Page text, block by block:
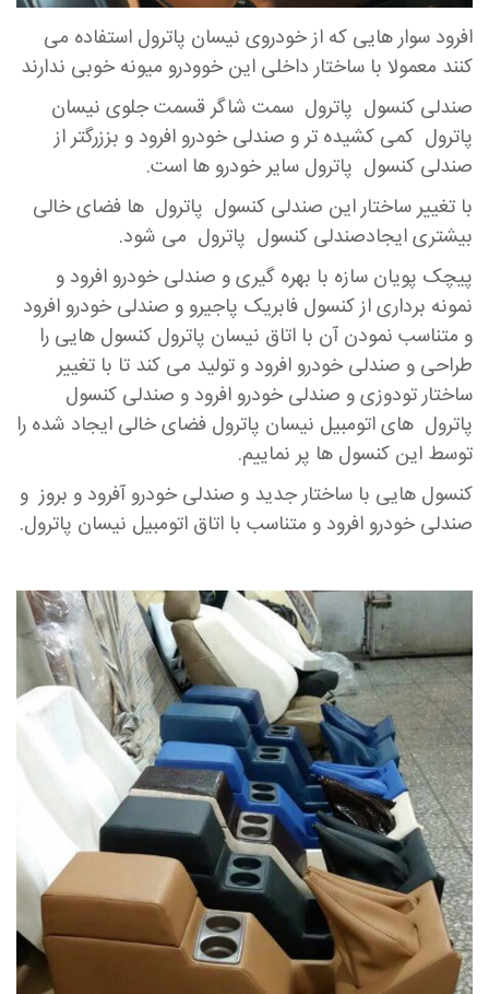
افرود سوار هایی که از خودروی نیسان پاترول استفاده می
کنند معمولا با ساختار داخلی این خوودرو میونه خوبی ندارند
صندلی کنسول پاترول سمت شاگر قسمت جلوی نیسان
پاترول کمی کشیده تر و صندلی خودرو افرود و بززرگتر از
صندلی کنسول پاترول سایر خودرو ها است.
با تغییر ساختار این صندلی کنسول پاترول ها فضای خالی
بیشتری ایجادصندلی کنسول پاترول می شود.
پیچک پویان سازه با بهره گیری و صندلی خودرو افرود و
نمونه برداری از کنسول فابریک پاجیرو و صندلی خودرو افرود
و متناسب نمودن آن با اتاق نیسان پاترول کنسول هایی را
طراحی و صندلی خودرو افرود و تولید می کند تا با تغییر
ساختار تودوزی و صندلی خودرو افرود و صندلی کنسول
پاترول های اتومبیل نیسان پاترول فضای خالی ایجاد شده را
توسط این کنسول ها پر نماییم.
کنسول هایی با ساختار جدید و صندلی خودرو آفرود و بروز و
صندلی خودرو افرود و متناسب با اتاق اتومبیل نیسان پاترول.